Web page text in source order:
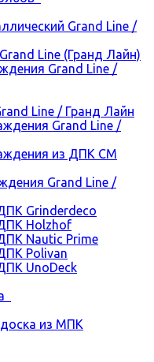
Grand Line /
Line (Гранд Лайн)
Grand Line /
Line / Гранд Лайн
Grand Line /
из ДПК CM
Grand Line /
Grinderdeco
Holzhof
Nautic Prime
Polivan
UnoDeck
из МПК